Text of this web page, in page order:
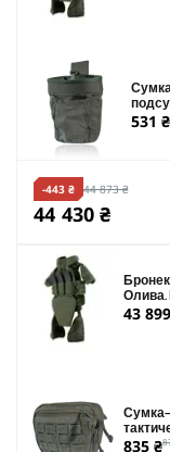
531 ₴
-443 ₴ 44 873 ₴
44 430 ₴
Олива.
43
835 ₴